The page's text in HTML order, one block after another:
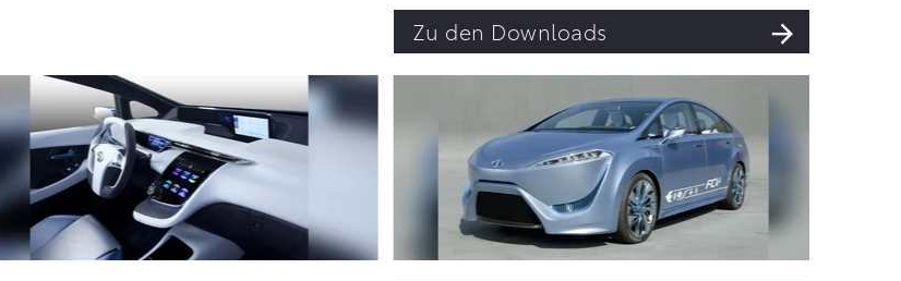
Zu den Downloads